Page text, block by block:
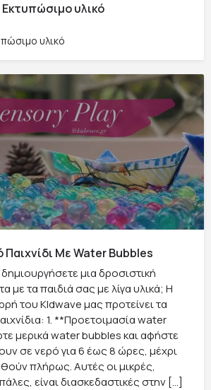
Εκτυπώσιμο υλικό
υλικό
Με Water Bubbles
μια δροσιστική
με τα παιδιά σας με λίγα υλικά; Η
του KIdwave μας προτείνει τα
1. **Προετοιμασία water
μερικά water bubbles και αφήστε
σε νερό για 6 έως 8 ώρες, μέχρι
πλήρως. Αυτές οι μικρές,
είναι διασκεδαστικές στην […]